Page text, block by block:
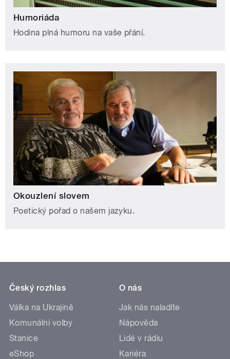
Humoriáda
Hodina plná humoru na vaše přání.
Okouzlení slovem
Poetický pořad o našem jazyku.
Český rozhlas
Válka na Ukrajině
Komunální volby
Stanice
eShop
O nás
Jak nás naladíte
Nápověda
Lidé v rádiu
Kariéra